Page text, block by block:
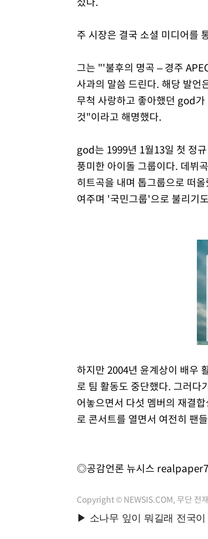
주 시장은 결국 소셜 미디어를
그는 "'불후의 명곡 – 경주
사과의 말씀 드린다. 해당 발언
무척 사랑하고 좋아했던 god
것"이라고 해명했다.
god는 1999년 1월13일 첫 정
풍미한 아이돌 그룹이다. 데뷔
히트곡을 내며 톱그룹으로 떠
여주며 '국민그룹'으로 불리기
하지만 2004년 윤계상이 배우
로 팀 활동도 중단했다. 그러다
어놓으면서 다섯 멤버의 재결
로 콘서트를 열면서 여전히 팬
◎공감언론 뉴시스
Copyright © NEWSIS.COM, 무단 전